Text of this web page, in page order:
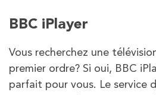
BBC iPlayer
Vous recherchez une
premier ordre? Si oui, BBC
parfait pour vous. Le service